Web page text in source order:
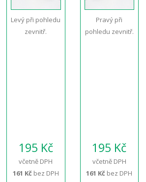
Levý při pohledu
zevnitř.
195 Kč
včetně DPH
161 Kčbez DPH
Pravý při
pohledu zevnitř.
195 Kč
včetně DPH
161 Kč bez DPH